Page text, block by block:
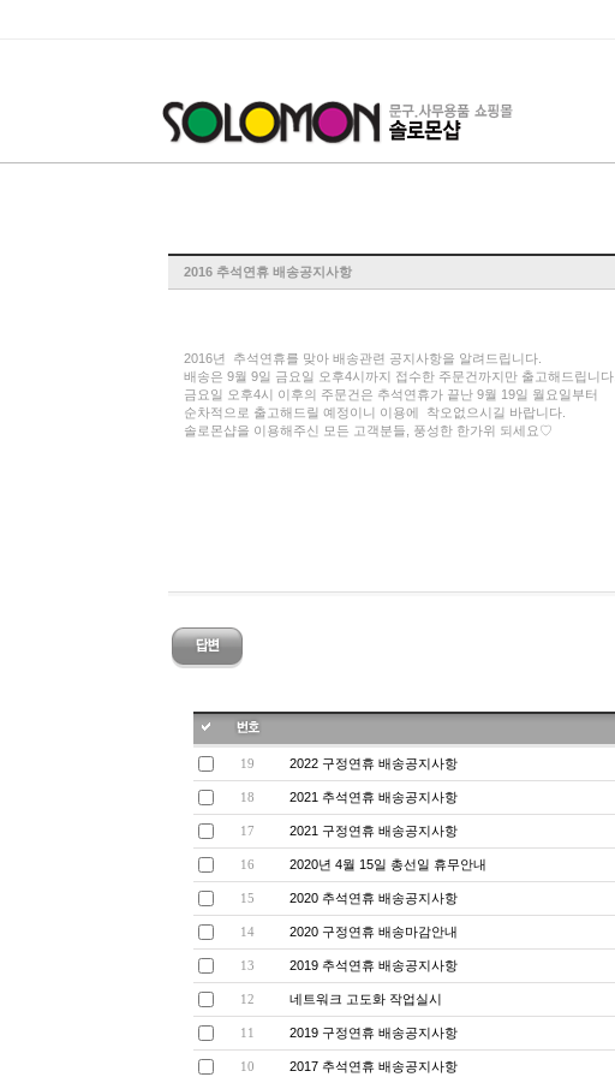
2016 추석연휴 배송공지사항
2016년 추석연휴를 맞아 배송관련 공지사항을 알려드립니다.
배송은 9월 9일 금요일 오후4시까지 접수한 주문건까지만 출고해드립니다.
금요일 오후4시 이후의 주문건은 추석연휴가 끝난 9월 19일 월요일부터
순차적으로 출고해드릴 예정이니 이용에 착오없으시길 바랍니다.
솔로몬샵을 이용해주신 모든 고객분들, 풍성한 한가위 되세요♡
19 2022 구정연휴 배송공지사항
18 2021 추석연휴 배송공지사항
17 2021 구정연휴 배송공지사항
16 2020년 4월 15일 총선일 휴무안내
15 2020 추석연휴 배송공지사항
14 2020 구정연휴 배송마감안내
13 2019 추석연휴 배송공지사항
12 네트워크 고도화 작업실시
11 2019 구정연휴 배송공지사항
10 2017 추석연휴 배송공지사항